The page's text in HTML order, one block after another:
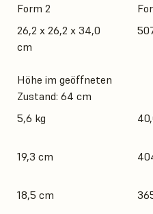
Form 2
26,2 x 26,2 x 34,0
cm
Höhe im geöffneten
Zustand: 64 cm
5,6 kg
19,3 cm
18,5 cm